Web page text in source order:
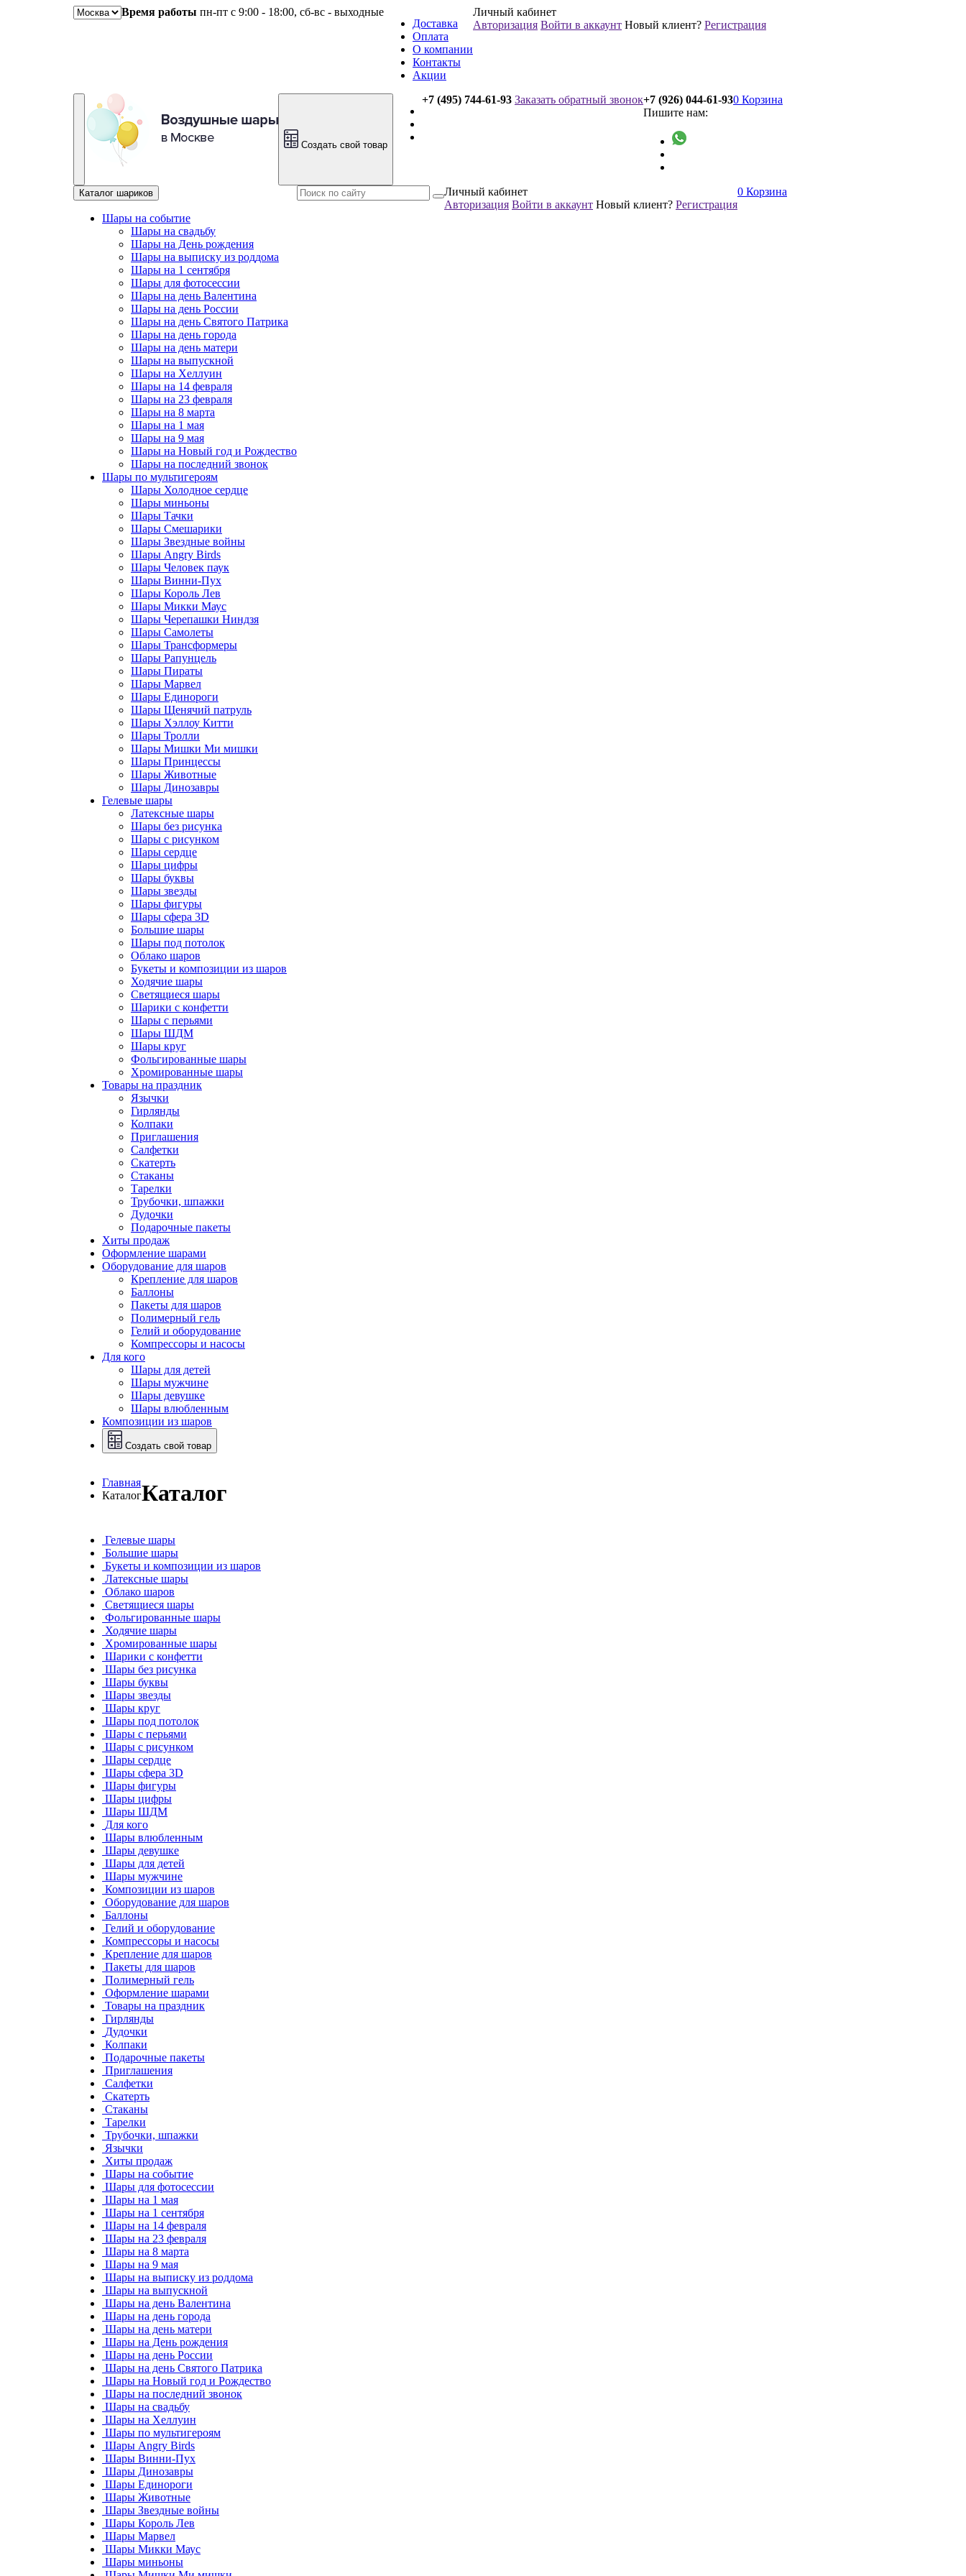
Время работы пн-пт с 9:00 - 18:00, сб-вс - выходные
Доставка
Оплата
О компании
Контакты
Акции
Личный кабинет
Авторизация Войти в аккаунт Новый клиент? Регистрация
Создать свой товар
+7 (495) 744-61-93 Заказать обратный звонок+7 (926) 044-61-93
Пишите нам:
0 Корзина
Каталог шариков
Шары на событие
Шары на свадьбу
Шары на День рождения
Шары на выписку из роддома
Шары на 1 сентября
Шары для фотосессии
Шары на день Валентина
Шары на день России
Шары на день Святого Патрика
Шары на день города
Шары на день матери
Шары на выпускной
Шары на Хеллуин
Шары на 14 февраля
Шары на 23 февраля
Шары на 8 марта
Шары на 1 мая
Шары на 9 мая
Шары на Новый год и Рождество
Шары на последний звонок
Шары по мультигероям
Шары Холодное сердце
Шары миньоны
Шары Тачки
Шары Смешарики
Шары Звездные войны
Шары Angry Birds
Шары Человек паук
Шары Винни-Пух
Шары Король Лев
Шары Микки Маус
Шары Черепашки Ниндзя
Шары Самолеты
Шары Трансформеры
Шары Рапунцель
Шары Пираты
Шары Марвел
Шары Единороги
Шары Щенячий патруль
Шары Хэллоу Китти
Шары Тролли
Шары Мишки Ми мишки
Шары Принцессы
Шары Животные
Шары Динозавры
Гелевые шары
Латексные шары
Шары без рисунка
Шары с рисунком
Шары сердце
Шары цифры
Шары буквы
Шары звезды
Шары фигуры
Шары сфера 3D
Большие шары
Шары под потолок
Облако шаров
Букеты и композиции из шаров
Ходячие шары
Светящиеся шары
Шарики с конфетти
Шары с перьями
Шары ШДМ
Шары круг
Фольгированные шары
Хромированные шары
Товары на праздник
Язычки
Гирлянды
Колпаки
Приглашения
Салфетки
Скатерть
Стаканы
Тарелки
Трубочки, шпажки
Дудочки
Подарочные пакеты
Хиты продаж
Оформление шарами
Оборудование для шаров
Крепление для шаров
Баллоны
Пакеты для шаров
Полимерный гель
Гелий и оборудование
Компрессоры и насосы
Для кого
Шары для детей
Шары мужчине
Шары девушке
Шары влюбленным
Композиции из шаров
Создать свой товар
Личный кабинет
Авторизация Войти в аккаунт Новый клиент? Регистрация
0 Корзина
Главная
КаталогКаталог
Гелевые шары
Большие шары
Букеты и композиции из шаров
Латексные шары
Облако шаров
Светящиеся шары
Фольгированные шары
Ходячие шары
Хромированные шары
Шарики с конфетти
Шары без рисунка
Шары буквы
Шары звезды
Шары круг
Шары под потолок
Шары с перьями
Шары с рисунком
Шары сердце
Шары сфера 3D
Шары фигуры
Шары цифры
Шары ШДМ
Для кого
Шары влюбленным
Шары девушке
Шары для детей
Шары мужчине
Композиции из шаров
Оборудование для шаров
Баллоны
Гелий и оборудование
Компрессоры и насосы
Крепление для шаров
Пакеты для шаров
Полимерный гель
Оформление шарами
Товары на праздник
Гирлянды
Дудочки
Колпаки
Подарочные пакеты
Приглашения
Салфетки
Скатерть
Стаканы
Тарелки
Трубочки, шпажки
Язычки
Хиты продаж
Шары на событие
Шары для фотосессии
Шары на 1 мая
Шары на 1 сентября
Шары на 14 февраля
Шары на 23 февраля
Шары на 8 марта
Шары на 9 мая
Шары на выписку из роддома
Шары на выпускной
Шары на день Валентина
Шары на день города
Шары на день матери
Шары на День рождения
Шары на день России
Шары на день Святого Патрика
Шары на Новый год и Рождество
Шары на последний звонок
Шары на свадьбу
Шары на Хеллуин
Шары по мультигероям
Шары Angry Birds
Шары Винни-Пух
Шары Динозавры
Шары Единороги
Шары Животные
Шары Звездные войны
Шары Король Лев
Шары Марвел
Шары Микки Маус
Шары миньоны